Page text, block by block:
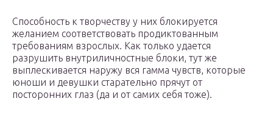
Способность к творчеству у них блокируется
желанием соответствовать продиктованным
требованиям взрослых. Как только удается
разрушить внутриличностные блоки, тут же
выплескивается наружу вся гамма чувств, которые
юноши и девушки старательно прячут от
посторонних глаз (да и от самих себя тоже).